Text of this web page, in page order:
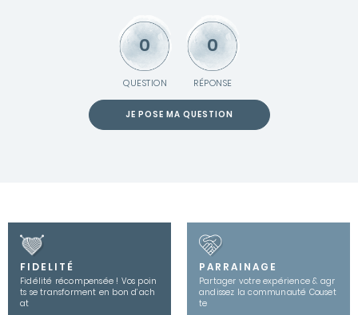
0
QUESTION
0
RÉPONSE
JE POSE MA QUESTION
FIDELITÉ
Fidélité récompensée ! Vos poin
ts se transforment en bon d’ach
at
PARRAINAGE
Partager votre expérience & agr
andissez la communauté Couset
te